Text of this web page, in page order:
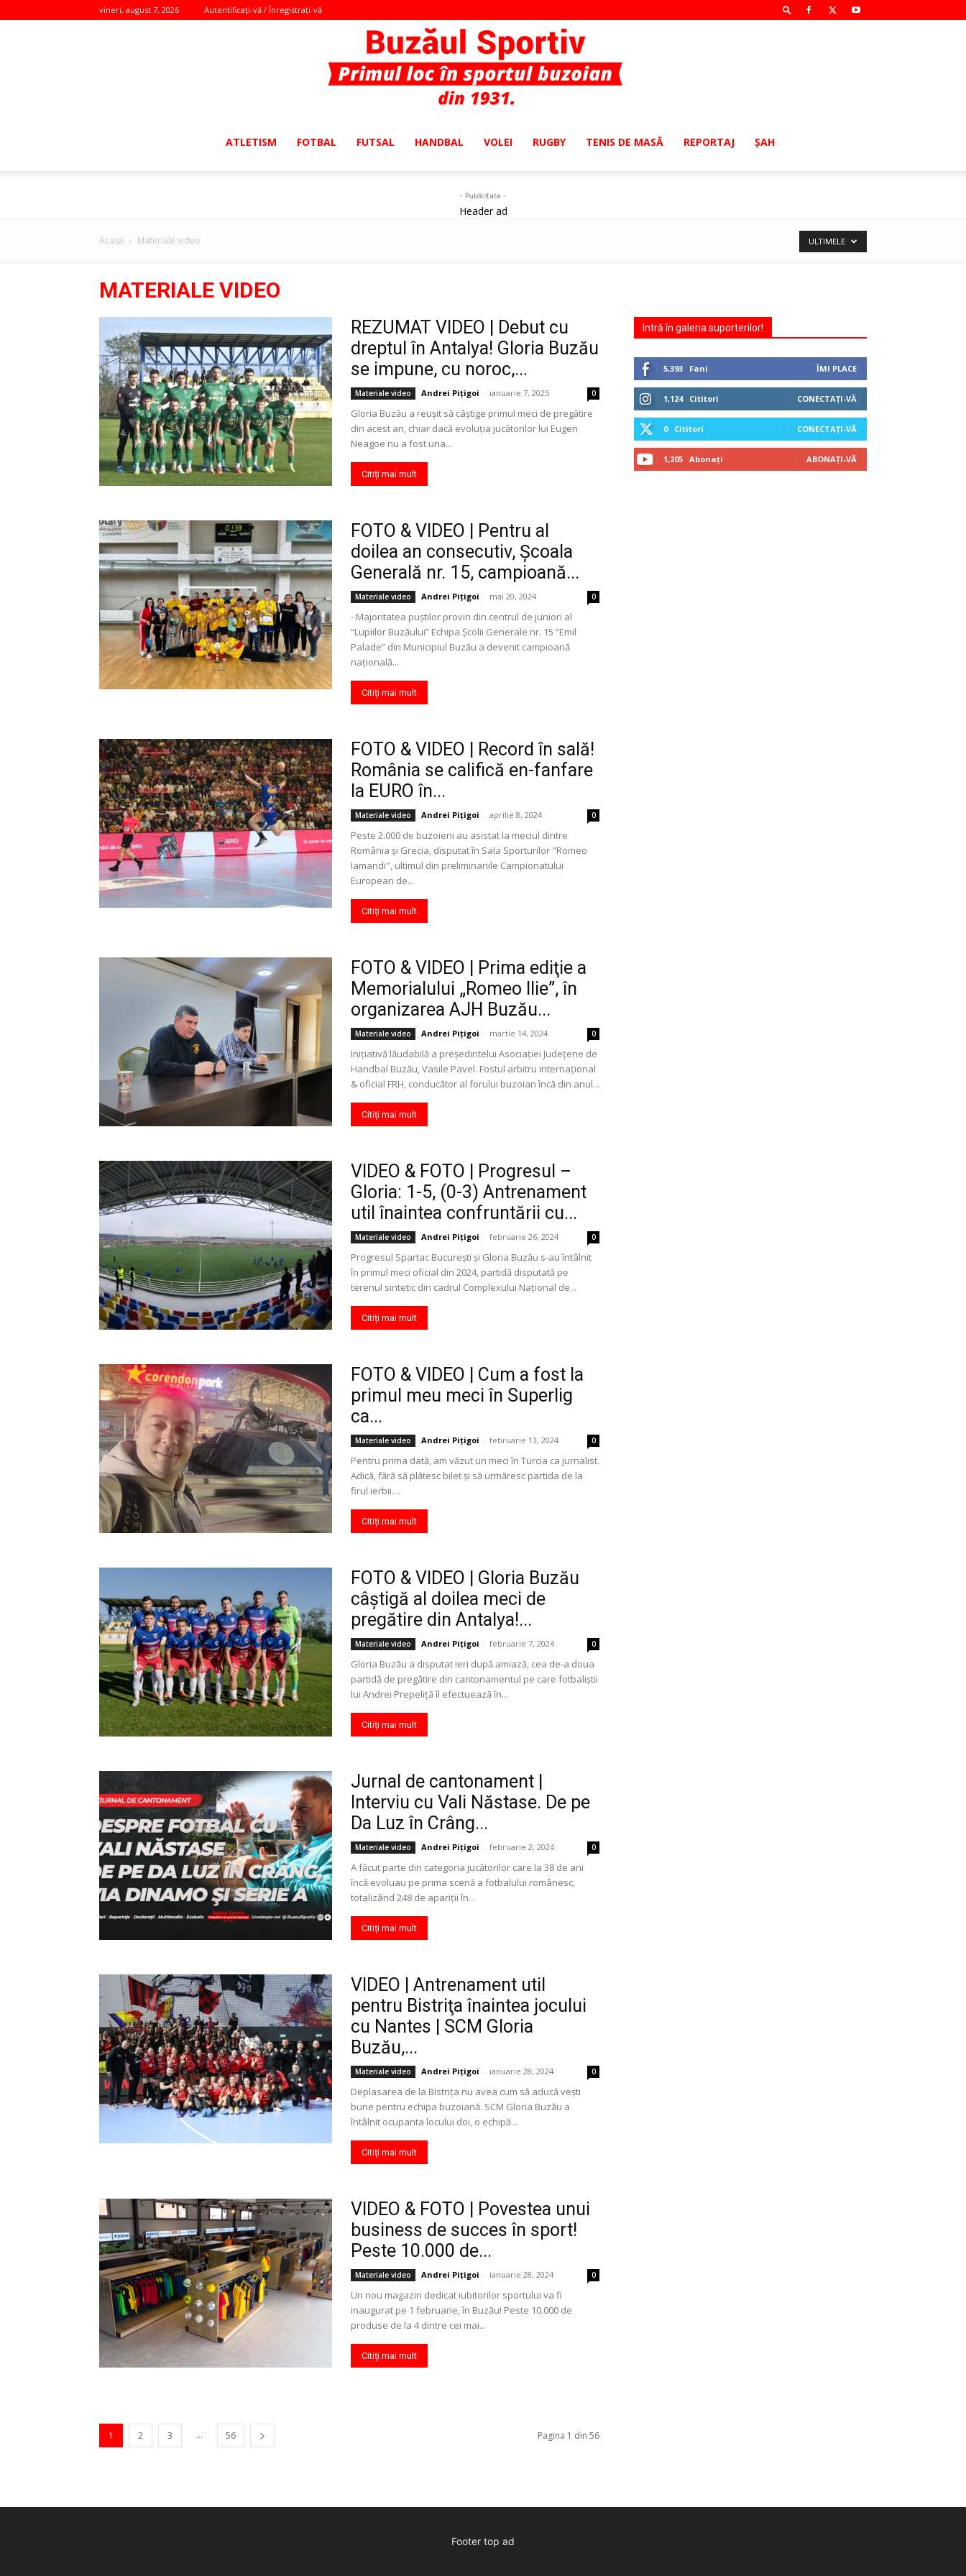
vineri, august 7, 2026 Autentificați-vă / Înregistrați-vă
ATLETISM FOTBAL FUTSAL HANDBAL VOLEI RUGBY TENIS DE MASĂ REPORTAJ ŞAH
- Publicitate -
Header ad
Acasă Materiale video ULTIMELE
MATERIALE VIDEO
REZUMAT VIDEO | Debut cu
dreptul în Antalya! Gloria Buzău
se impune, cu noroc,...
Materiale video Andrei Pițigoi - ianuarie 7, 2025 0
Gloria Buzău a reușit să câștige primul meci de pregătire
din acest an, chiar dacă evoluția jucătorilor lui Eugen
Neagoe nu a fost una...
Citiți mai mult
FOTO & VIDEO | Pentru al
doilea an consecutiv, Şcoala
Generală nr. 15, campioană...
Materiale video Andrei Pițigoi - mai 20, 2024 0
- Majoritatea puştilor provin din centrul de juniori al
“Lupiilor Buzăului” Echipa Şcolii Generale nr. 15 “Emil
Palade” din Municipiul Buzău a devenit campioană
naţională...
Citiți mai mult
FOTO & VIDEO | Record în sală!
România se califică en-fanfare
la EURO în...
Materiale video Andrei Pițigoi - aprilie 8, 2024 0
Peste 2.000 de buzoieni au asistat la meciul dintre
România şi Grecia, disputat în Sala Sporturilor "Romeo
Iamandi", ultimul din preliminariile Campionatului
European de...
Citiți mai mult
FOTO & VIDEO | Prima ediţie a
Memorialului „Romeo Ilie”, în
organizarea AJH Buzău...
Materiale video Andrei Pițigoi - martie 14, 2024 0
Iniţiativă lăudabilă a preşedintelui Asociaţiei Judeţene de
Handbal Buzău, Vasile Pavel. Fostul arbitru internaţional
& oficial FRH, conducător al forului buzoian încă din anul...
Citiți mai mult
VIDEO & FOTO | Progresul –
Gloria: 1-5, (0-3) Antrenament
util înaintea confruntării cu...
Materiale video Andrei Pițigoi - februarie 26, 2024 0
Progresul Spartac Bucureşti şi Gloria Buzău s-au întâlnit
în primul meci oficial din 2024, partidă disputată pe
terenul sintetic din cadrul Complexului Naţional de...
Citiți mai mult
FOTO & VIDEO | Cum a fost la
primul meu meci în Superlig
ca...
Materiale video Andrei Pițigoi - februarie 13, 2024 0
Pentru prima dată, am văzut un meci în Turcia ca jurnalist.
Adică, fără să plătesc bilet şi să urmăresc partida de la
firul ierbii....
Citiți mai mult
FOTO & VIDEO | Gloria Buzău
câştigă al doilea meci de
pregătire din Antalya!...
Materiale video Andrei Pițigoi - februarie 7, 2024 0
Gloria Buzău a disputat ieri după amiază, cea de-a doua
partidă de pregătire din cantonamentul pe care fotbaliştii
lui Andrei Prepeliţă îl efectuează în...
Citiți mai mult
Jurnal de cantonament |
Interviu cu Vali Năstase. De pe
Da Luz în Crâng...
Materiale video Andrei Pițigoi - februarie 2, 2024 0
A făcut parte din categoria jucătorilor care la 38 de ani
încă evoluau pe prima scenă a fotbalului românesc,
totalizând 248 de apariţii în...
Citiți mai mult
VIDEO | Antrenament util
pentru Bistriţa înaintea jocului
cu Nantes | SCM Gloria
Buzău,...
Materiale video Andrei Pițigoi - ianuarie 28, 2024 0
Deplasarea de la Bistriţa nu avea cum să aducă veşti
bune pentru echipa buzoiană. SCM Gloria Buzău a
întâlnit ocupanta locului doi, o echipă...
Citiți mai mult
VIDEO & FOTO | Povestea unui
business de succes în sport!
Peste 10.000 de...
Materiale video Andrei Pițigoi - ianuarie 28, 2024 0
Un nou magazin dedicat iubitorilor sportului va fi
inaugurat pe 1 februarie, în Buzău! Peste 10.000 de
produse de la 4 dintre cei mai...
Citiți mai mult
1 2 3 ... 56 Pagina 1 din 56
Intră în galeria suporterilor!
5,393 Fani ÎMI PLACE
1,124 Cititori CONECTAȚI-VĂ
0 Cititori CONECTAȚI-VĂ
1,205 Abonați ABONAȚI-VĂ
Footer top ad